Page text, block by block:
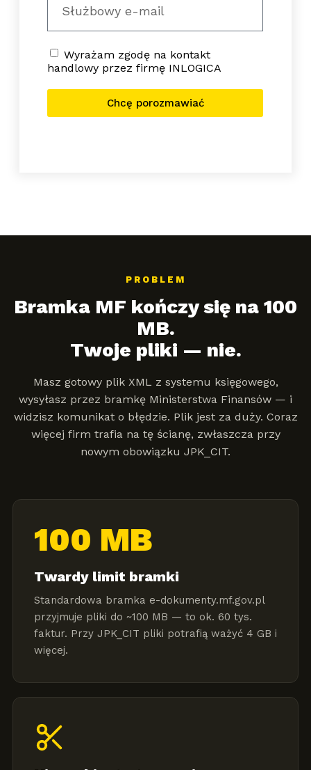
Wyrażam zgodę na kontakt
handlowy przez firmę INLOGICA
Chcę porozmawiać
PROBLEM
Bramka MF kończy się na 100
MB.
Twoje pliki — nie.
Masz gotowy plik XML z systemu księgowego,
wysyłasz przez bramkę Ministerstwa Finansów — i
widzisz komunikat o błędzie. Plik jest za duży. Coraz
więcej firm trafia na tę ścianę, zwłaszcza przy
nowym obowiązku JPK_CIT.
100 MB
Twardy limit bramki
Standardowa bramka e-dokumenty.mf.gov.pl
przyjmuje pliki do ~100 MB — to ok. 60 tys.
faktur. Przy JPK_CIT pliki potrafią ważyć 4 GB i
więcej.